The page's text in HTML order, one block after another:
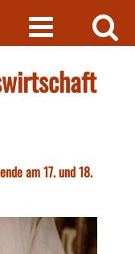
am 17. und 18.